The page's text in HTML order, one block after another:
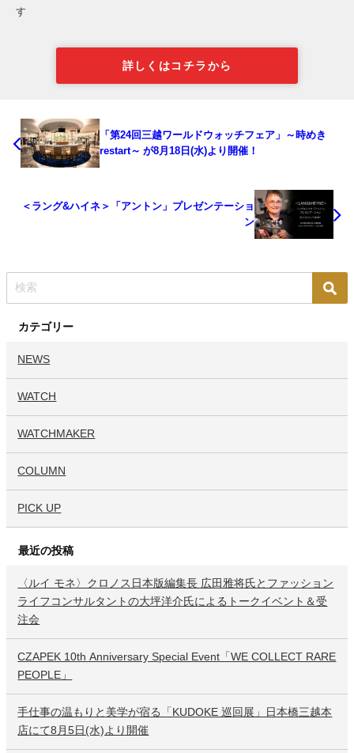
す
詳しくはコチラから
「第24回三越ワールドウォッチフェア」～時めき
restart～ が8月18日(水)より開催！
＜ラング&ハイネ＞「アントン」プレゼンテーショ
ン
カテゴリー
NEWS
WATCH
WATCHMAKER
COLUMN
PICK UP
最近の投稿
〈ルイ モネ〉クロノス日本版編集長 広田雅将氏とファッション
ライフコンサルタントの大坪洋介氏によるトークイベント＆受
注会
CZAPEK 10th Anniversary Special Event「WE COLLECT RARE
PEOPLE」
手仕事の温もりと美学が宿る「KUDOKE 巡回展」日本橋三越本
店にて8月5日(水)より開催